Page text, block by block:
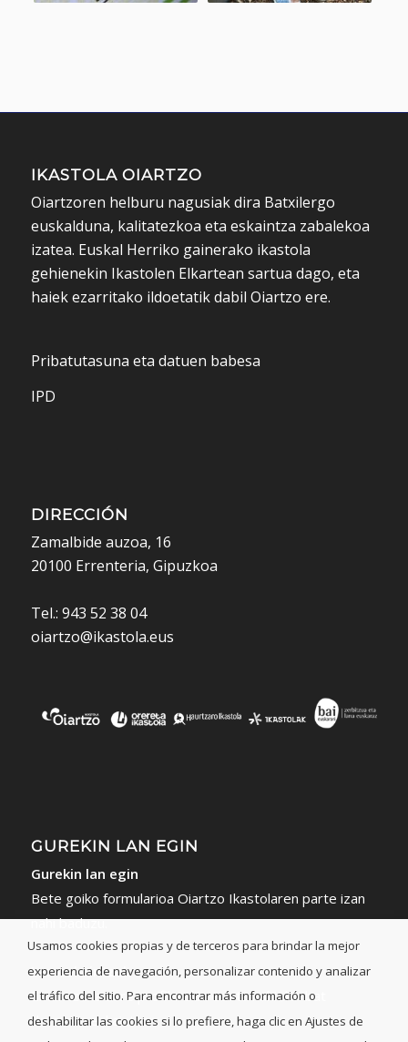
IKASTOLA OIARTZO
Oiartzoren helburu nagusiak dira Batxilergo
euskalduna, kalitatezkoa eta eskaintza zabalekoa
izatea. Euskal Herriko gainerako ikastola
gehienekin Ikastolen Elkartean sartua dago, eta
haiek ezarritako ildoetatik dabil Oiartzo ere.
Pribatutasuna eta datuen babesa
IPD
DIRECCIÓN
Zamalbide auzoa, 16
20100 Errenteria, Gipuzkoa
Tel.: 943 52 38 04
oiartzo@ikastola.eus
GUREKIN LAN EGIN
Gurekin lan egin
Bete goiko formularioa Oiartzo Ikastolaren parte izan
nahi baduzu.
Lan eskaintzak
Eman izena zure profilarekin edota nahiekin bat
datorren eskaintzan.
Usamos cookies propias y de terceros para brindar la mejor
experiencia de navegación, personalizar contenido y analizar
el tráfico del sitio. Para encontrar más información o
deshabilitar las cookies si lo prefiere, haga clic en Ajustes de